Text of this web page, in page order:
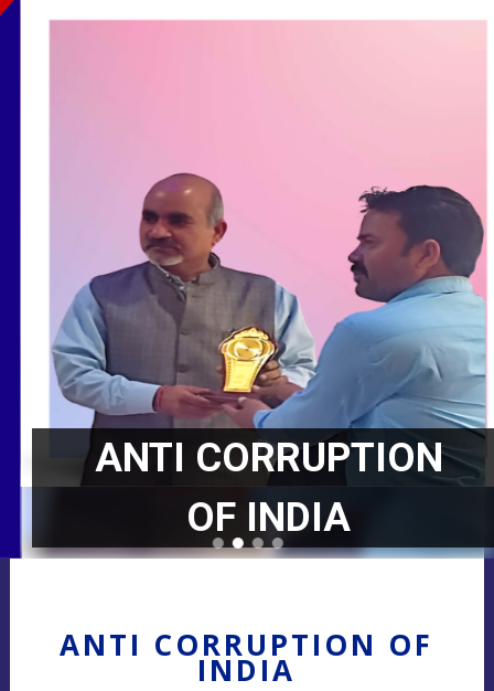
ANTI CORRUPTION
OF INDIA
ANTI CORRUPTION OF
INDIA